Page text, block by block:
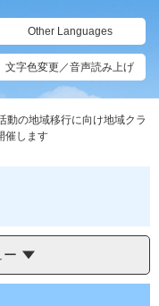
Other Languages
文字色変更／音声読み上げ
動の地域移行に向け地域クラ
催します
ー